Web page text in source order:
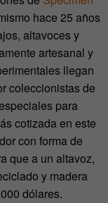
hace 25 años
altavoces y
artesanal y
llegan
coleccionistas de
para
cotizada en este
con forma de
que a un altavoz,
y madera
dólares.